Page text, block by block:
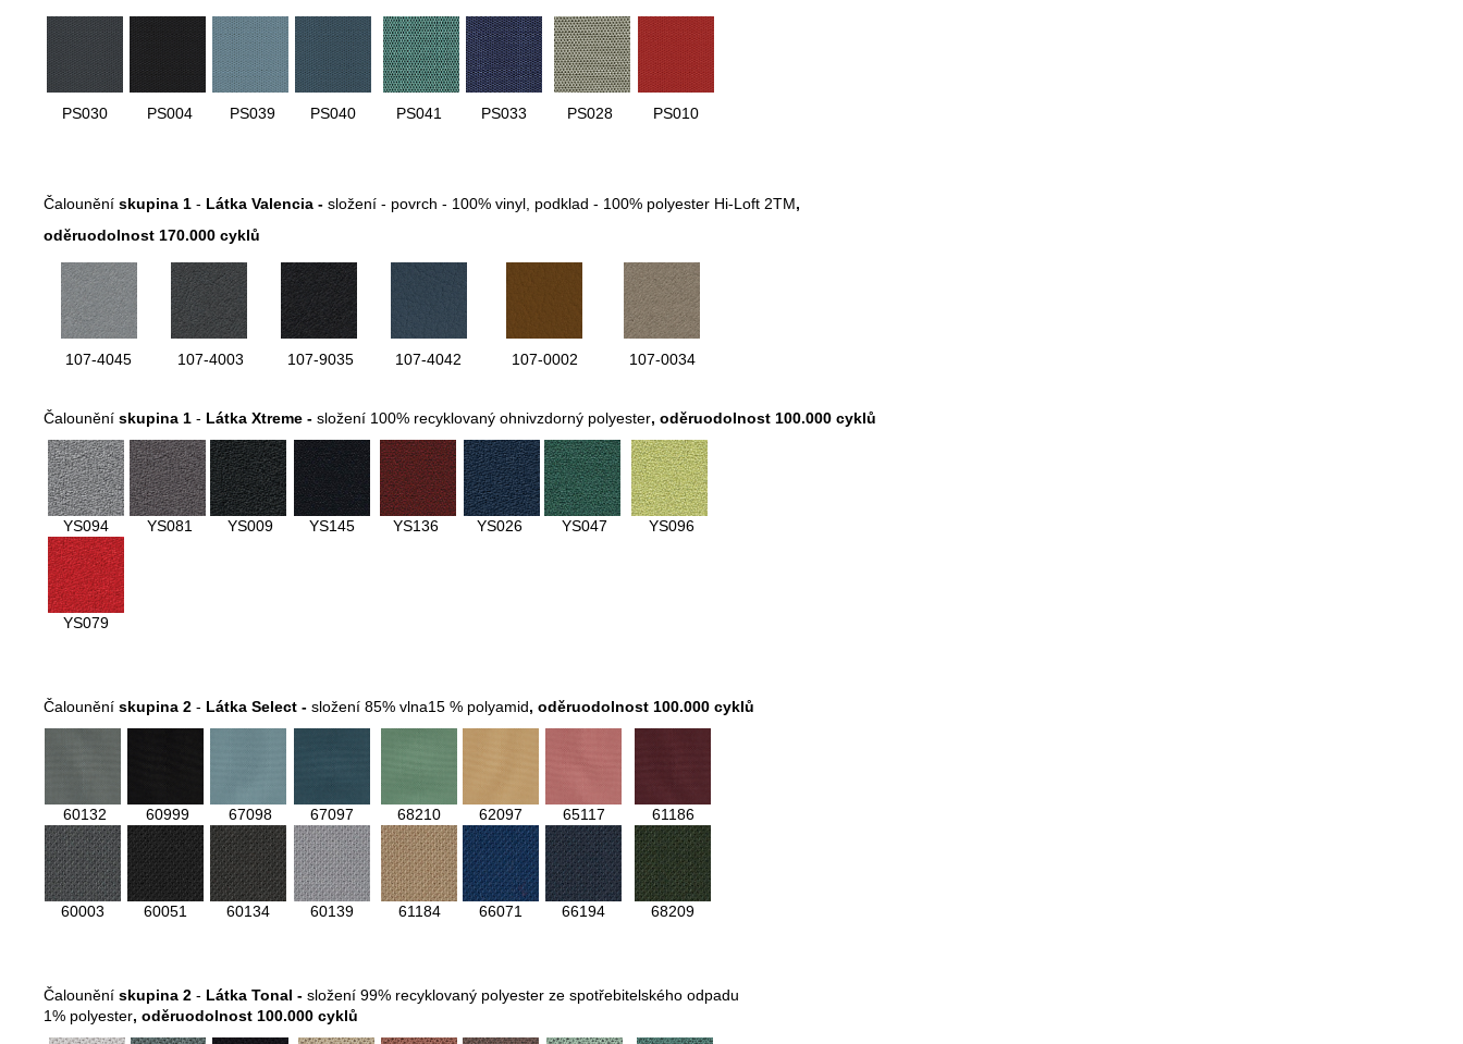
PS030 PS004 PS039 PS040 PS041 PS033 PS028 PS010
Čalounění skupina 1 - Látka Valencia - složení - povrch - 100% vinyl, podklad - 100% polyester Hi-Loft 2TM,
oděruodolnost 170.000 cyklů
107-4045 107-4003 107-9035 107-4042 107-0002 107-0034
Čalounění skupina 1 - Látka Xtreme - složení 100% recyklovaný ohnivzdorný polyester, oděruodolnost 100.000 cyklů
YS094 YS081 YS009 YS145 YS136 YS026 YS047 YS096
YS079
Čalounění skupina 2 - Látka Select - složení 85% vlna15 % polyamid, oděruodolnost 100.000 cyklů
60132 60999 67098 67097 68210 62097 65117 61186
60003 60051 60134 60139 61184 66071 66194 68209
Čalounění skupina 2 - Látka Tonal - složení 99% recyklovaný polyester ze spotřebitelského odpadu
1% polyester, oděruodolnost 100.000 cyklů